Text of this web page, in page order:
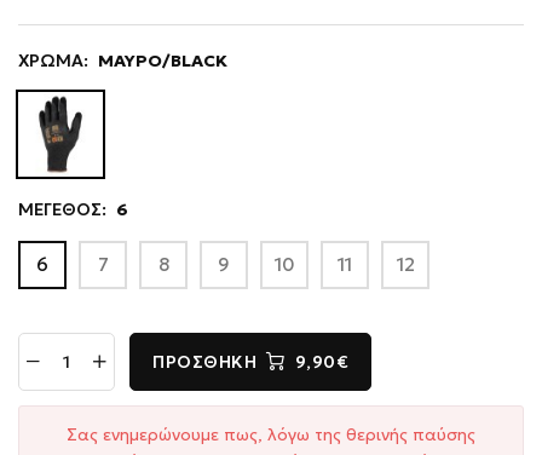
ΧΡΩΜΑ: ΜΑΥΡΟ/BLACK
ΜΕΓΕΘΟΣ: 6
6 7 8 9 10 11 12
ΠΡΟΣΘΉΚΗ 9,90€
Σας ενημερώνουμε πως, λόγω της θερινής παύσης